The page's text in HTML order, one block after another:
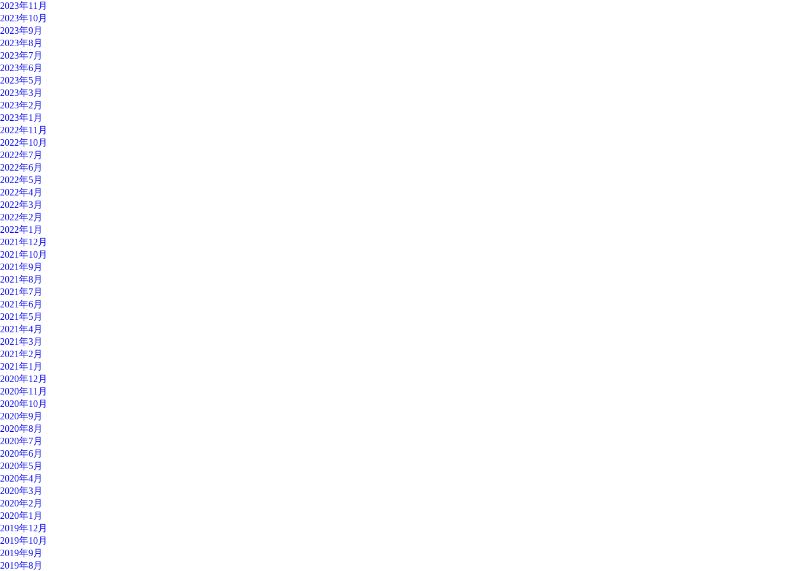
2023年11月
2023年10月
2023年9月
2023年8月
2023年7月
2023年6月
2023年5月
2023年3月
2023年2月
2023年1月
2022年11月
2022年10月
2022年7月
2022年6月
2022年5月
2022年4月
2022年3月
2022年2月
2022年1月
2021年12月
2021年10月
2021年9月
2021年8月
2021年7月
2021年6月
2021年5月
2021年4月
2021年3月
2021年2月
2021年1月
2020年12月
2020年11月
2020年10月
2020年9月
2020年8月
2020年7月
2020年6月
2020年5月
2020年4月
2020年3月
2020年2月
2020年1月
2019年12月
2019年10月
2019年9月
2019年8月